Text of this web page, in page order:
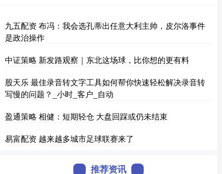
九五配资 布冯：我会选孔蒂出任意大利主帅，皮尔洛事件
是政治操作
中证策略 新发路观察｜东北这场球，比你想的更有料
股天乐 最佳录音转文字工具如何帮你快速轻松解决录音转
写慢的问题？_小时_客户_自动
盈通策略 相健：短期轻仓 大盘回踩或仍未结束
易富配资 越来越多城市足球联赛来了
推荐资讯